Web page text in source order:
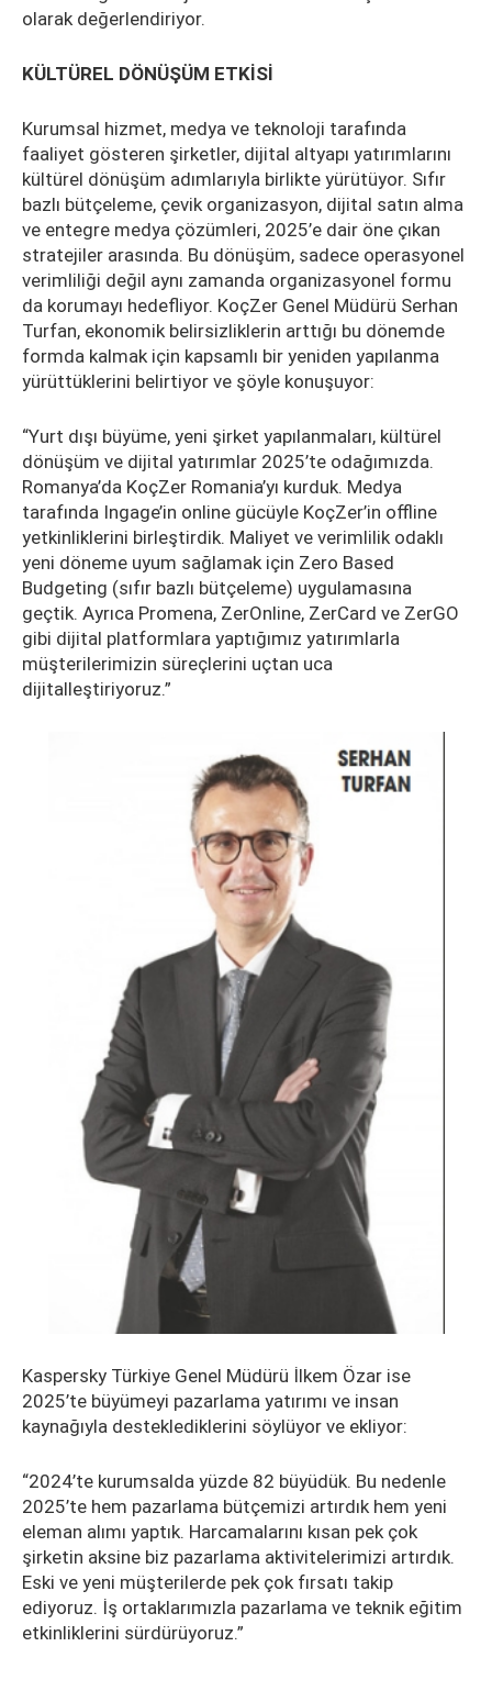
olarak değerlendiriyor.
KÜLTÜREL DÖNÜŞÜM ETKİSİ
Kurumsal hizmet, medya ve teknoloji tarafında
faaliyet gösteren şirketler, dijital altyapı yatırımlarını
kültürel dönüşüm adımlarıyla birlikte yürütüyor. Sıfır
bazlı bütçeleme, çevik organizasyon, dijital satın alma
ve entegre medya çözümleri, 2025’e dair öne çıkan
stratejiler arasında. Bu dönüşüm, sadece operasyonel
verimliliği değil aynı zamanda organizasyonel formu
da korumayı hedefliyor. KoçZer Genel Müdürü Serhan
Turfan, ekonomik belirsizliklerin arttığı bu dönemde
formda kalmak için kapsamlı bir yeniden yapılanma
yürüttüklerini belirtiyor ve şöyle konuşuyor:
“Yurt dışı büyüme, yeni şirket yapılanmaları, kültürel
dönüşüm ve dijital yatırımlar 2025’te odağımızda.
Romanya’da KoçZer Romania’yı kurduk. Medya
tarafında Ingage’in online gücüyle KoçZer’in offline
yetkinliklerini birleştirdik. Maliyet ve verimlilik odaklı
yeni döneme uyum sağlamak için Zero Based
Budgeting (sıfır bazlı bütçeleme) uygulamasına
geçtik. Ayrıca Promena, ZerOnline, ZerCard ve ZerGO
gibi dijital platformlara yaptığımız yatırımlarla
müşterilerimizin süreçlerini uçtan uca
dijitalleştiriyoruz.”
Kaspersky Türkiye Genel Müdürü İlkem Özar ise
2025’te büyümeyi pazarlama yatırımı ve insan
kaynağıyla desteklediklerini söylüyor ve ekliyor:
“2024’te kurumsalda yüzde 82 büyüdük. Bu nedenle
2025’te hem pazarlama bütçemizi artırdık hem yeni
eleman alımı yaptık. Harcamalarını kısan pek çok
şirketin aksine biz pazarlama aktivitelerimizi artırdık.
Eski ve yeni müşterilerde pek çok fırsatı takip
ediyoruz. İş ortaklarımızla pazarlama ve teknik eğitim
etkinliklerini sürdürüyoruz.”